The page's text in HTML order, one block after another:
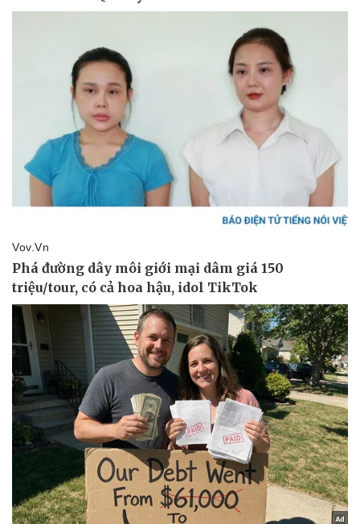
Pháp luật
Tin nóng
Tư vấn luật
Quân sự - Quốc phòng
Phân tích